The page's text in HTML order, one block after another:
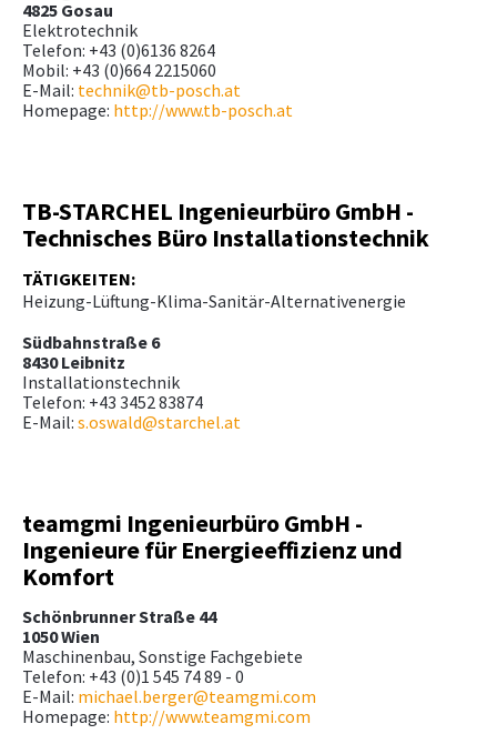
4825 Gosau
Elektrotechnik
Telefon: +43 (0)6136 8264
Mobil: +43 (0)664 2215060
E-Mail: technik@tb-posch.at
Homepage: http://www.tb-posch.at
TB-STARCHEL Ingenieurbüro GmbH -
Technisches Büro Installationstechnik
TÄTIGKEITEN:
Heizung-Lüftung-Klima-Sanitär-Alternativenergie
Südbahnstraße 6
8430 Leibnitz
Installationstechnik
Telefon: +43 3452 83874
E-Mail: s.oswald@starchel.at
teamgmi Ingenieurbüro GmbH -
Ingenieure für Energieeffizienz und
Komfort
Schönbrunner Straße 44
1050 Wien
Maschinenbau, Sonstige Fachgebiete
Telefon: +43 (0)1 545 74 89 - 0
E-Mail: michael.berger@teamgmi.com
Homepage: http://www.teamgmi.com